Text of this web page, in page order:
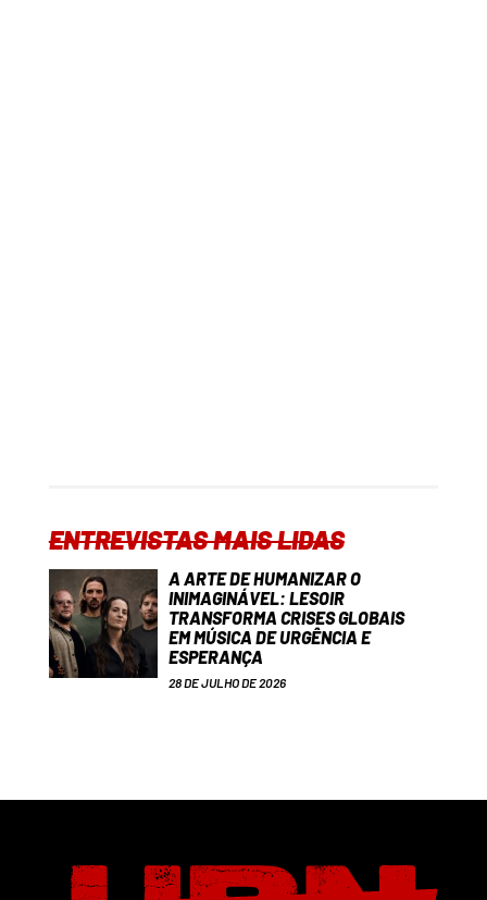
ENTREVISTAS MAIS LIDAS
A ARTE DE HUMANIZAR O
INIMAGINÁVEL: LESOIR
TRANSFORMA CRISES GLOBAIS
EM MÚSICA DE URGÊNCIA E
ESPERANÇA
28 DE JULHO DE 2026